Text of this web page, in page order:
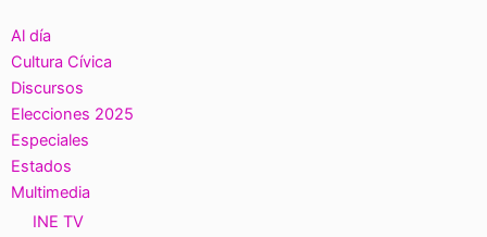
Al día
Cultura Cívica
Discursos
Elecciones 2025
Especiales
Estados
Multimedia
INE TV